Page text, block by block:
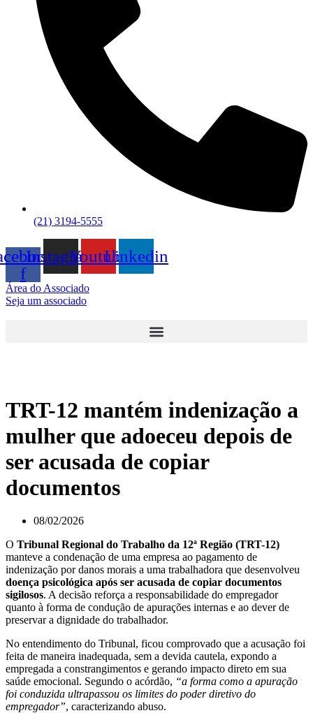
(21) 3194-5555
f
InstagramYoutubeLinkedin
Área do Associado
Seja um associado
TRT-12 mantém indenização a
mulher que adoeceu depois de
ser acusada de copiar
documentos
08/02/2026
O Tribunal Regional do Trabalho da 12ª Região (TRT-12)
manteve a condenação de uma empresa ao pagamento de
indenização por danos morais a uma trabalhadora que desenvolveu
doença psicológica após ser acusada de copiar documentos
sigilosos. A decisão reforça a responsabilidade do empregador
quanto à forma de condução de apurações internas e ao dever de
preservar a dignidade do trabalhador.
No entendimento do Tribunal, ficou comprovado que a acusação foi
feita de maneira inadequada, sem a devida cautela, expondo a
empregada a constrangimentos e gerando impacto direto em sua
saúde emocional. Segundo o acórdão, “a forma como a apuração
foi conduzida ultrapassou os limites do poder diretivo do
empregador”, caracterizando abuso.